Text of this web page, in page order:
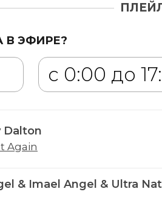
В ЭФИРЕ?
Dalton
Again
& Imael Angel & Ultra Nat